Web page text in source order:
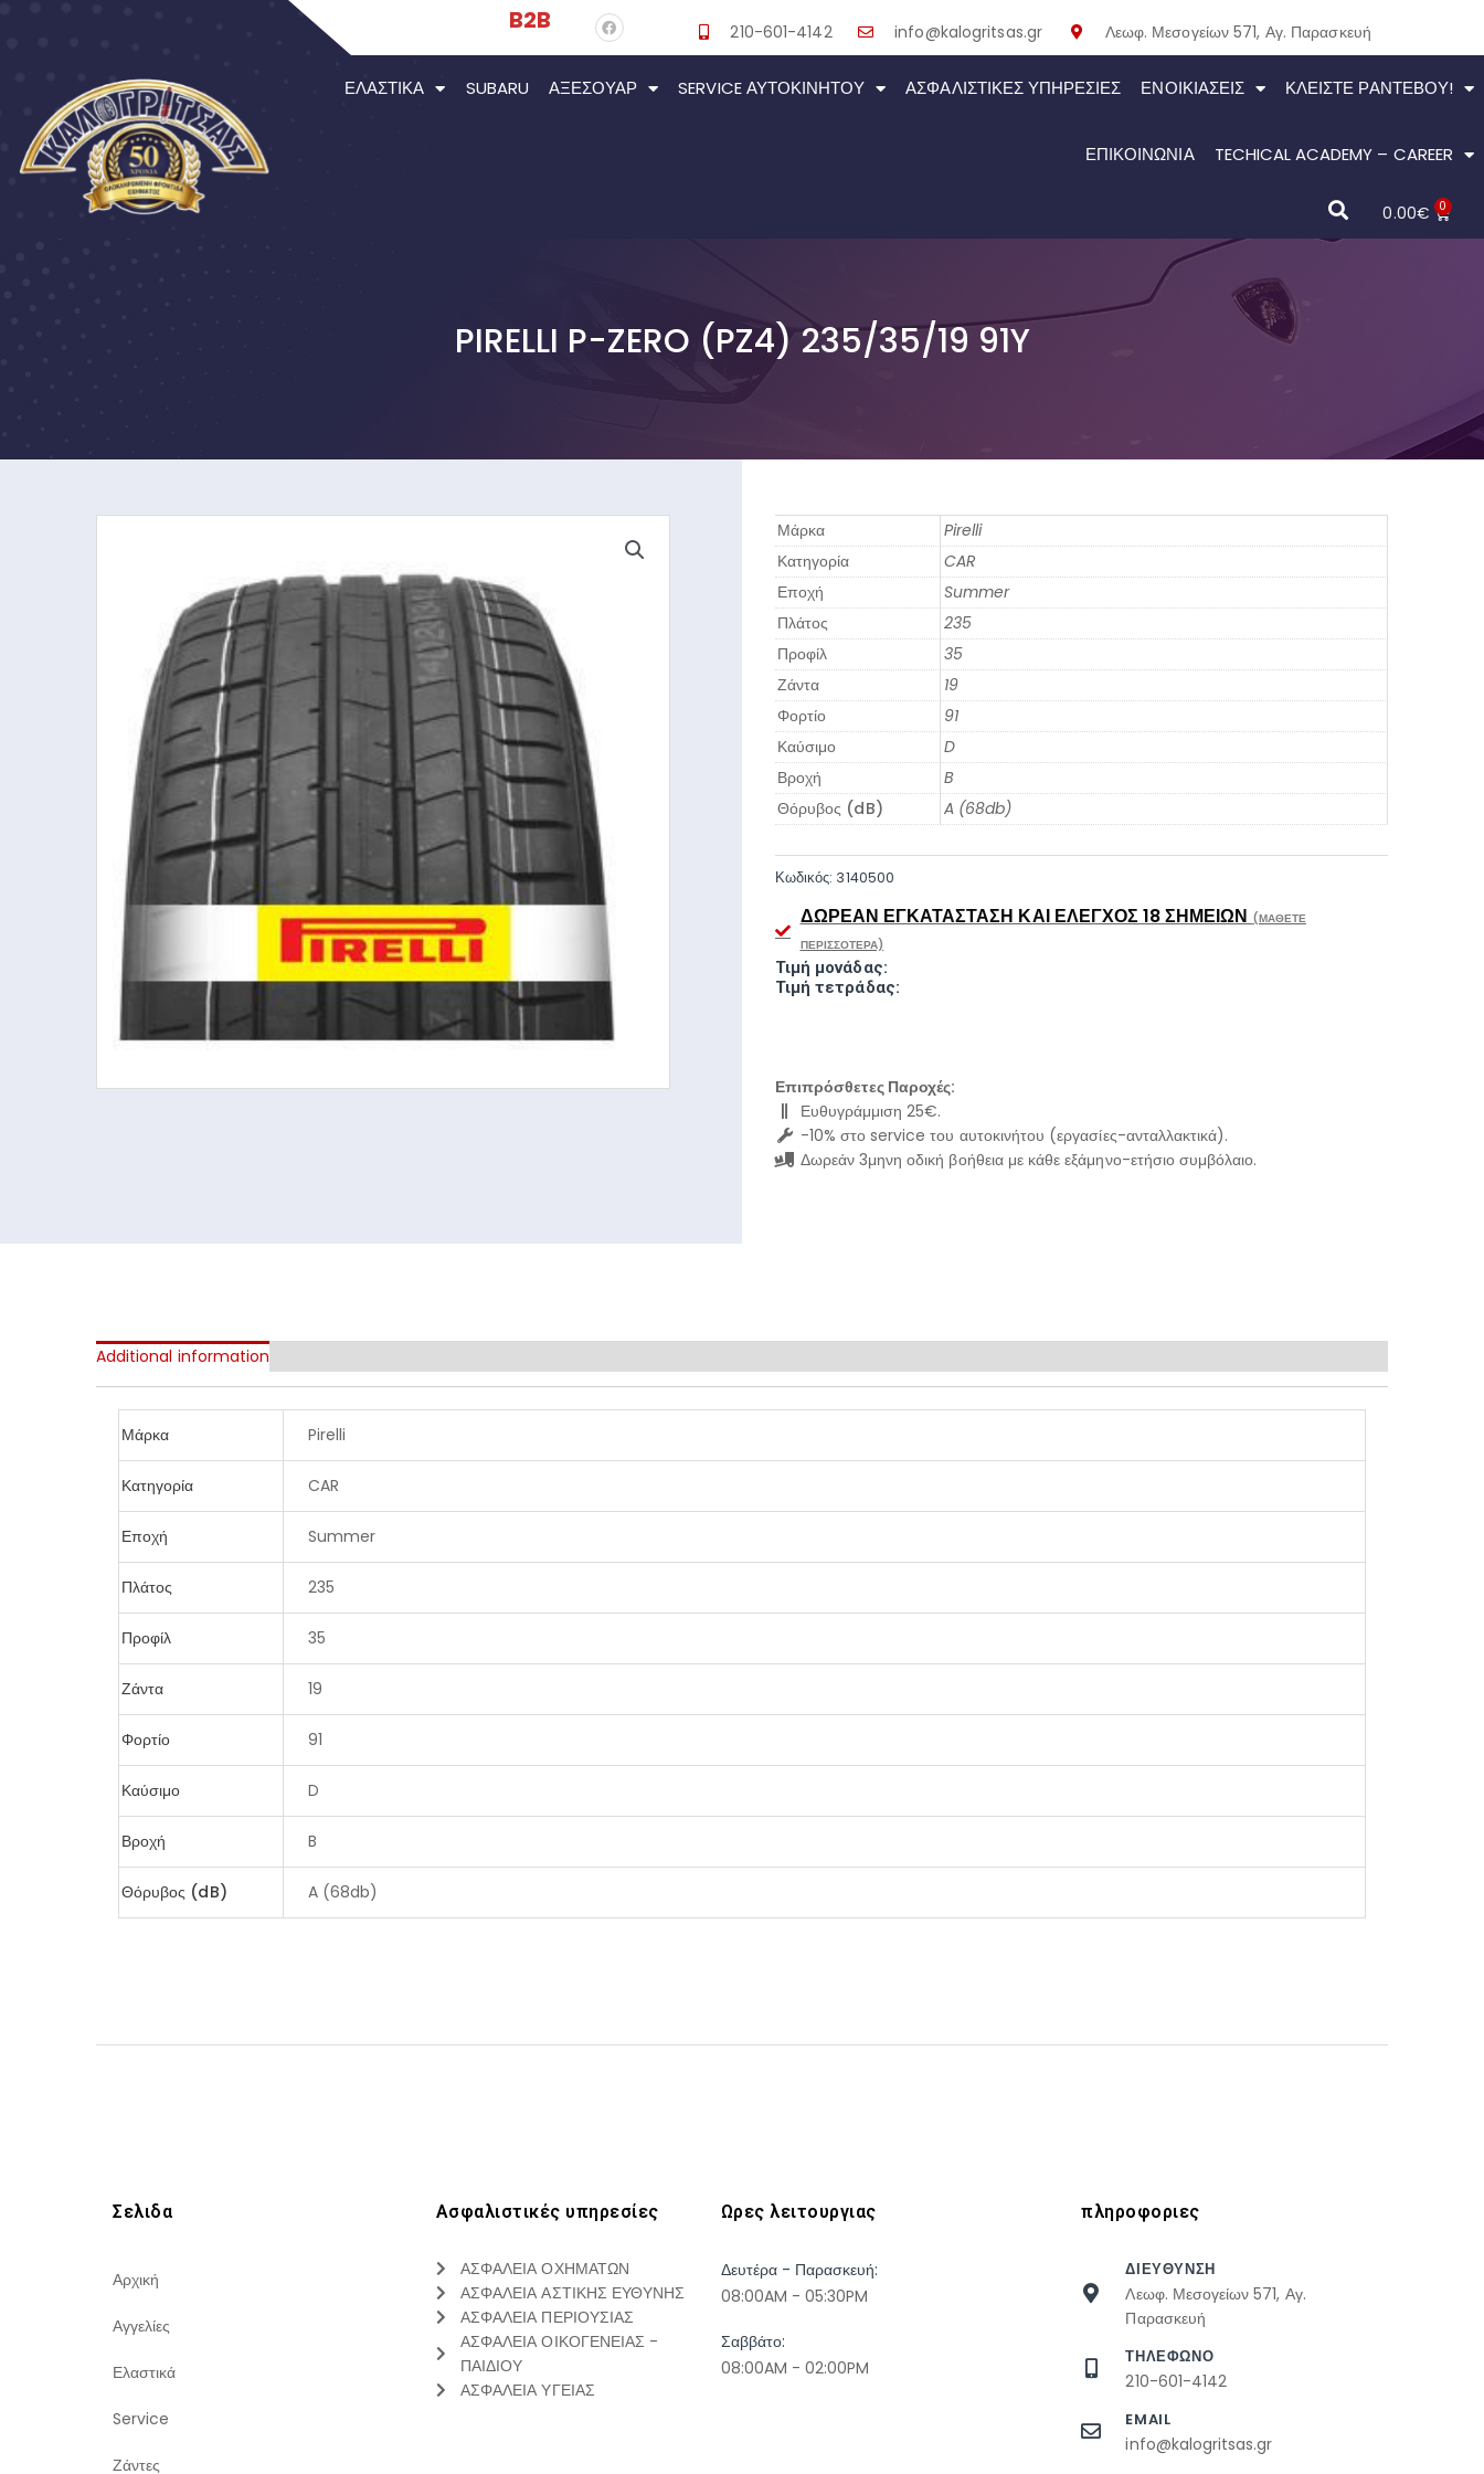
B2B 210-601-4142 info@kalogritsas.gr Λεωφ. Μεσογείων 571, Αγ. Παρασκευή
ΕΛΑΣΤΙΚΆ SUBARU ΑΞΕΣΟΥΆΡ SERVICE ΑΥΤΟΚΙΝΉΤΟΥ ΑΣΦΑΛΙΣΤΙΚΕΣ ΥΠΗΡΕΣΙΕΣ ΕΝΟΙΚΙΆΣΕΙΣ ΚΛΕΊΣΤΕ ΡΑΝΤΕΒΟΎ!
ΕΠΙΚΟΙΝΩΝΙΑ TECHICAL ACADEMY – CAREER
0.00€ 0
PIRELLI P-ZERO (PZ4) 235/35/19 91Y
Μάρκα
Pirelli
Κατηγορία
CAR
Εποχή
Summer
Πλάτος
235
Προφίλ
35
Ζάντα
19
Φορτίο
91
Καύσιμο
D
Βροχή
B
Θόρυβος (dB)
A (68db)
Κωδικός: 3140500
ΔΩΡΕΆΝ ΕΓΚΑΤΆΣΤΑΣΗ ΚΑΙ ΈΛΕΓΧΟΣ 18 ΣΗΜΕΊΩΝ (ΜΆΘΕΤΕ
ΠΕΡΙΣΣΌΤΕΡΑ)
Τιμή μονάδας:
Τιμή τετράδας:
Επιπρόσθετες Παροχές:
Ευθυγράμμιση 25€.
-10% στο service του αυτοκινήτου (εργασίες-ανταλλακτικά).
Δωρεάν 3μηνη οδική βοήθεια με κάθε εξάμηνο-ετήσιο συμβόλαιο.
Additional information
Μάρκα Pirelli
Κατηγορία CAR
Εποχή Summer
Πλάτος 235
Προφίλ 35
Ζάντα 19
Φορτίο 91
Καύσιμο D
Βροχή B
Θόρυβος (dB) A (68db)
Σελιδα
Αρχική
Αγγελίες
Ελαστικά
Service
Ζάντες
Ασφαλιστικές υπηρεσίες
ΑΣΦΑΛΕΙΑ ΟΧΗΜΑΤΩΝ
ΑΣΦΑΛΕΙΑ ΑΣΤΙΚΗΣ ΕΥΘΥΝΗΣ
ΑΣΦΑΛΕΙΑ ΠΕΡΙΟΥΣΙΑΣ
ΑΣΦΑΛΕΙΑ ΟΙΚΟΓΕΝΕΙΑΣ -
ΠΑΙΔΙΟΥ
ΑΣΦΑΛΕΙΑ ΥΓΕΙΑΣ
Ωρες λειτουργιας
Δευτέρα - Παρασκευή:
08:00AM - 05:30PM
Σαββάτο:
08:00AM - 02:00PM
πληροφοριες
ΔΙΕΥΘΥΝΣΗ
Λεωφ. Μεσογείων 571, Αγ.
Παρασκευή
ΤΗΛΕΦΩΝΟ
210-601-4142
EMAIL
info@kalogritsas.gr